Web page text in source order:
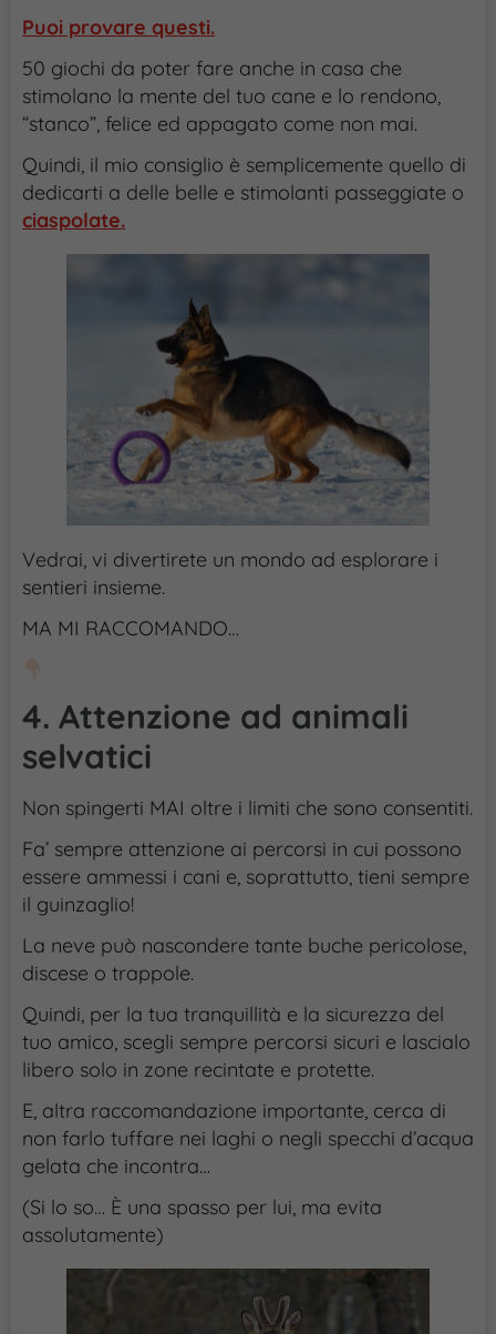
Puoi provare questi.
50 giochi da poter fare anche in casa che
stimolano la mente del tuo cane e lo rendono,
“stanco”, felice ed appagato come non mai.
Quindi, il mio consiglio è semplicemente quello di
dedicarti a delle belle e stimolanti passeggiate o
ciaspolate.
Vedrai, vi divertirete un mondo ad esplorare i
sentieri insieme.
MA MI RACCOMANDO…
4. Attenzione ad animali
selvatici
Non spingerti MAI oltre i limiti che sono consentiti.
Fa’ sempre attenzione ai percorsi in cui possono
essere ammessi i cani e, soprattutto, tieni sempre
il guinzaglio!
La neve può nascondere tante buche pericolose,
discese o trappole.
Quindi, per la tua tranquillità e la sicurezza del
tuo amico, scegli sempre percorsi sicuri e lascialo
libero solo in zone recintate e protette.
E, altra raccomandazione importante, cerca di
non farlo tuffare nei laghi o negli specchi d’acqua
gelata che incontra…
(Si lo so… È una spasso per lui, ma evita
assolutamente)